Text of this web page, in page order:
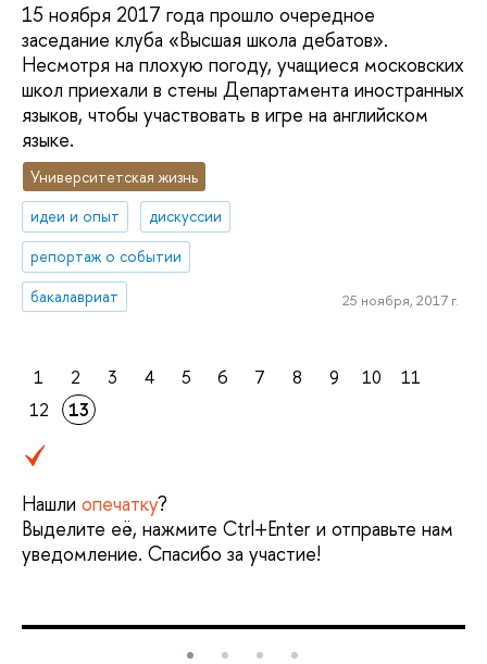
15 ноября 2017 года прошло очередное
заседание клуба «Высшая школа дебатов».
Несмотря на плохую погоду, учащиеся московских
школ приехали в стены Департамента иностранных
языков, чтобы участвовать в игре на английском
языке.
Университетская жизнь
идеи и опыт
дискуссии
репортаж о событии
бакалавриат
25 ноября, 2017 г.
1 2 3 4 5 6 7 8 9 10
11
12
13
Нашли опечатку?
Выделите её, нажмите Ctrl+Enter и отправьте нам
уведомление. Спасибо за участие!